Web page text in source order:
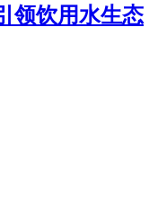
领饮用水生态